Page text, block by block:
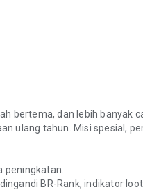
bertema, dan lebih banyak
ulang tahun. Misi spesial,
peningkatan..
BR-Rank, indikator